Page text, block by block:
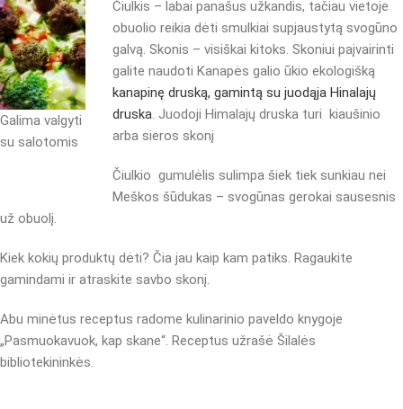
Galima valgyti
su salotomis
Čiulkis – labai panašus užkandis, tačiau vietoje
obuolio reikia dėti smulkiai supjaustytą svogūno
galvą. Skonis – visiškai kitoks. Skoniui paįvairinti
galite naudoti Kanapės galio ūkio ekologišką
kanapinę druską, gamintą su juodąja Hinalajų
druska. Juodoji Himalajų druska turi kiaušinio
arba sieros skonį
Čiulkio gumulėlis sulimpa šiek tiek sunkiau nei
Meškos šūdukas – svogūnas gerokai sausesnis
už obuolį.
Kiek kokių produktų dėti? Čia jau kaip kam patiks. Ragaukite
gamindami ir atraskite savbo skonį.
Abu minėtus receptus radome kulinarinio paveldo knygoje
„Pasmuokavuok, kap skane“. Receptus užrašė Šilalės
bibliotekininkės.